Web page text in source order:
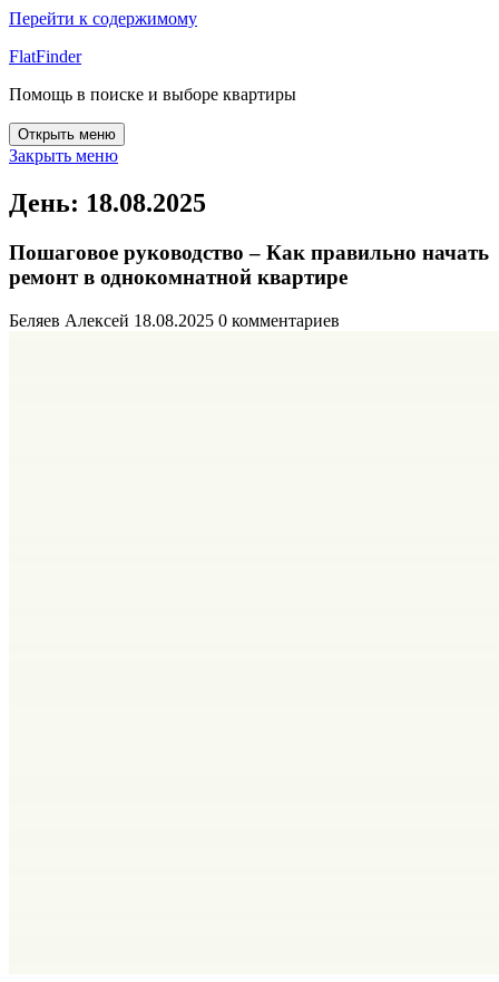
Перейти к содержимому
FlatFinder
Помощь в поиске и выборе квартиры
Открыть меню
Закрыть меню
День: 18.08.2025
Пошаговое руководство – Как правильно начать
ремонт в однокомнатной квартире
Беляев Алексей 18.08.2025 0 комментариев